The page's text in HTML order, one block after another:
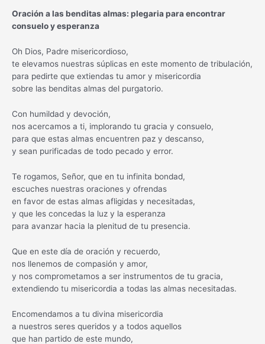
Oración a las benditas almas: plegaria para encontrar
consuelo y esperanza
Oh Dios, Padre misericordioso,
te elevamos nuestras súplicas en este momento de tribulación,
para pedirte que extiendas tu amor y misericordia
sobre las benditas almas del purgatorio.
Con humildad y devoción,
nos acercamos a ti, implorando tu gracia y consuelo,
para que estas almas encuentren paz y descanso,
y sean purificadas de todo pecado y error.
Te rogamos, Señor, que en tu infinita bondad,
escuches nuestras oraciones y ofrendas
en favor de estas almas afligidas y necesitadas,
y que les concedas la luz y la esperanza
para avanzar hacia la plenitud de tu presencia.
Que en este día de oración y recuerdo,
nos llenemos de compasión y amor,
y nos comprometamos a ser instrumentos de tu gracia,
extendiendo tu misericordia a todas las almas necesitadas.
Encomendamos a tu divina misericordia
a nuestros seres queridos y a todos aquellos
que han partido de este mundo,